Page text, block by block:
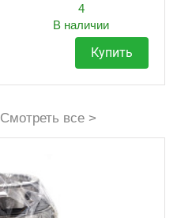
4
В наличии
Купить
Смотреть все >